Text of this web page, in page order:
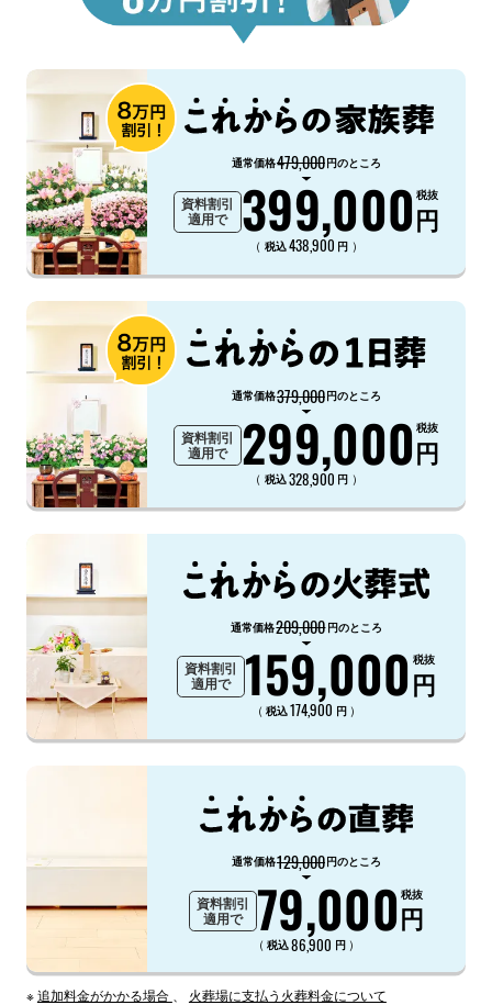
通常価格479,000円のところ
資料割引
適用で
399,000円
税抜
（ 税込438,900 円 ）
通常価格379,000円のところ
資料割引
適用で
299,000円
税抜
（ 税込328,900 円 ）
通常価格209,000円のところ
資料割引
適用で
159,000円
税抜
（ 税込174,900 円 ）
通常価格129,000円のところ
資料割引
適用で
79,000円
税抜
（ 税込86,900 円 ）
※追加料金がかかる場合 火葬場に支払う火葬料金について